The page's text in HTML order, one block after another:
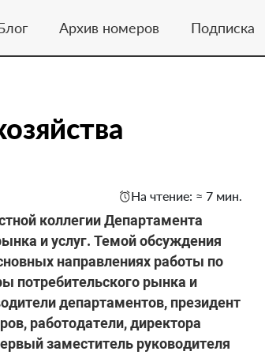
Архив номеров Подписка
На чтение: ≈ 7 мин.
коллегии Департамента
и услуг. Темой обсуждения
направлениях работы по
потребительского рынка и
департаментов, президент
работодатели, директора
заместитель руководителя